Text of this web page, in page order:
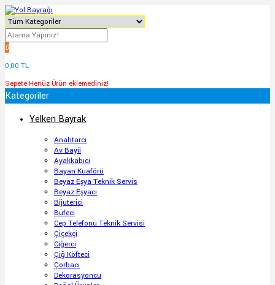
0
0,00 TL
Sepete Henüz Ürün eklemediniz!
Kategoriler
Yelken Bayrak
Anahtarcı
Av Bayii
Ayakkabıcı
Bayan Kuaförü
Beyaz Eşya Teknik Servis
Beyaz Eşyacı
Bijuterici
Büfeci
Cep Telefonu Teknik Servisi
Çiçekçi
Ciğerci
Çiğ Köfteci
Çorbacı
Dekorasyoncu